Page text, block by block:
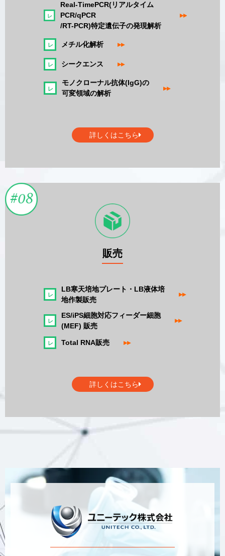
Real-TimePCR(リアルタイム
PCR/qPCR
/RT-PCR)特定遺伝子の発現解析
▸▸
メチル化解析▸▸
シークエンス ▸▸
モノクローナル抗体(IgG)の
可変領域の解析
▸▸
詳しくはこちら
販売
LB寒天培地プレート・LB液体培
地作製販売
▸▸
ES/iPS細胞対応フィーダー細胞
(MEF) 販売
▸▸
Total RNA販売▸▸
詳しくはこちら